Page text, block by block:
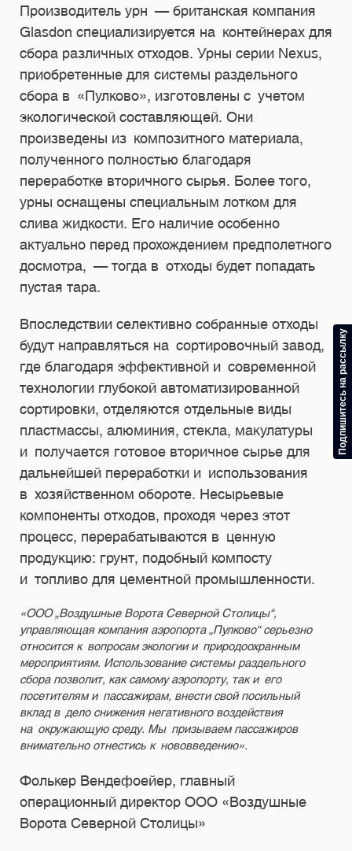
Производитель урн — британская компания
Glasdon специализируется на контейнерах для
сбора различных отходов. Урны серии Nexus,
приобретенные для системы раздельного
сбора в «Пулково», изготовлены с учетом
экологической составляющей. Они
произведены из композитного материала,
полученного полностью благодаря
переработке вторичного сырья. Более того,
урны оснащены специальным лотком для
слива жидкости. Его наличие особенно
актуально перед прохождением предполетного
досмотра, — тогда в отходы будет попадать
пустая тара.
Впоследствии селективно собранные отходы
будут направляться на сортировочный завод,
где благодаря эффективной и современной
технологии глубокой автоматизированной
сортировки, отделяются отдельные виды
пластмассы, алюминия, стекла, макулатуры
и получается готовое вторичное сырье для
дальнейшей переработки и использования
в хозяйственном обороте. Несырьевые
компоненты отходов, проходя через этот
процесс, перерабатываются в ценную
продукцию: грунт, подобный компосту
и топливо для цементной промышленности.
«ООО „Воздушные Ворота Северной Столицы“,
управляющая компания аэропорта „Пулково“ серьезно
относится к вопросам экологии и природоохранным
мероприятиям. Использование системы раздельного
сбора позволит, как самому аэропорту, так и его
посетителям и пассажирам, внести свой посильный
вклад в дело снижения негативного воздействия
на окружающую среду. Мы призываем пассажиров
внимательно отнестись к нововведению».
Фолькер Вендефоейер, главный
операционный директор ООО «Воздушные
Ворота Северной Столицы»
Подпишитесь на рассылку